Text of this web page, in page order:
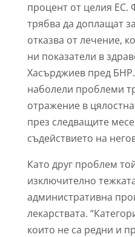
процент от целия ЕС.
трябва да доплащат
отказва от лечение,
ни показатели в
Хасърджиев пред
наболели проблеми
отражение в
през следващите
съдействието на
Като друг проблем
изключително
административна
лекарствата.
които не са редни и